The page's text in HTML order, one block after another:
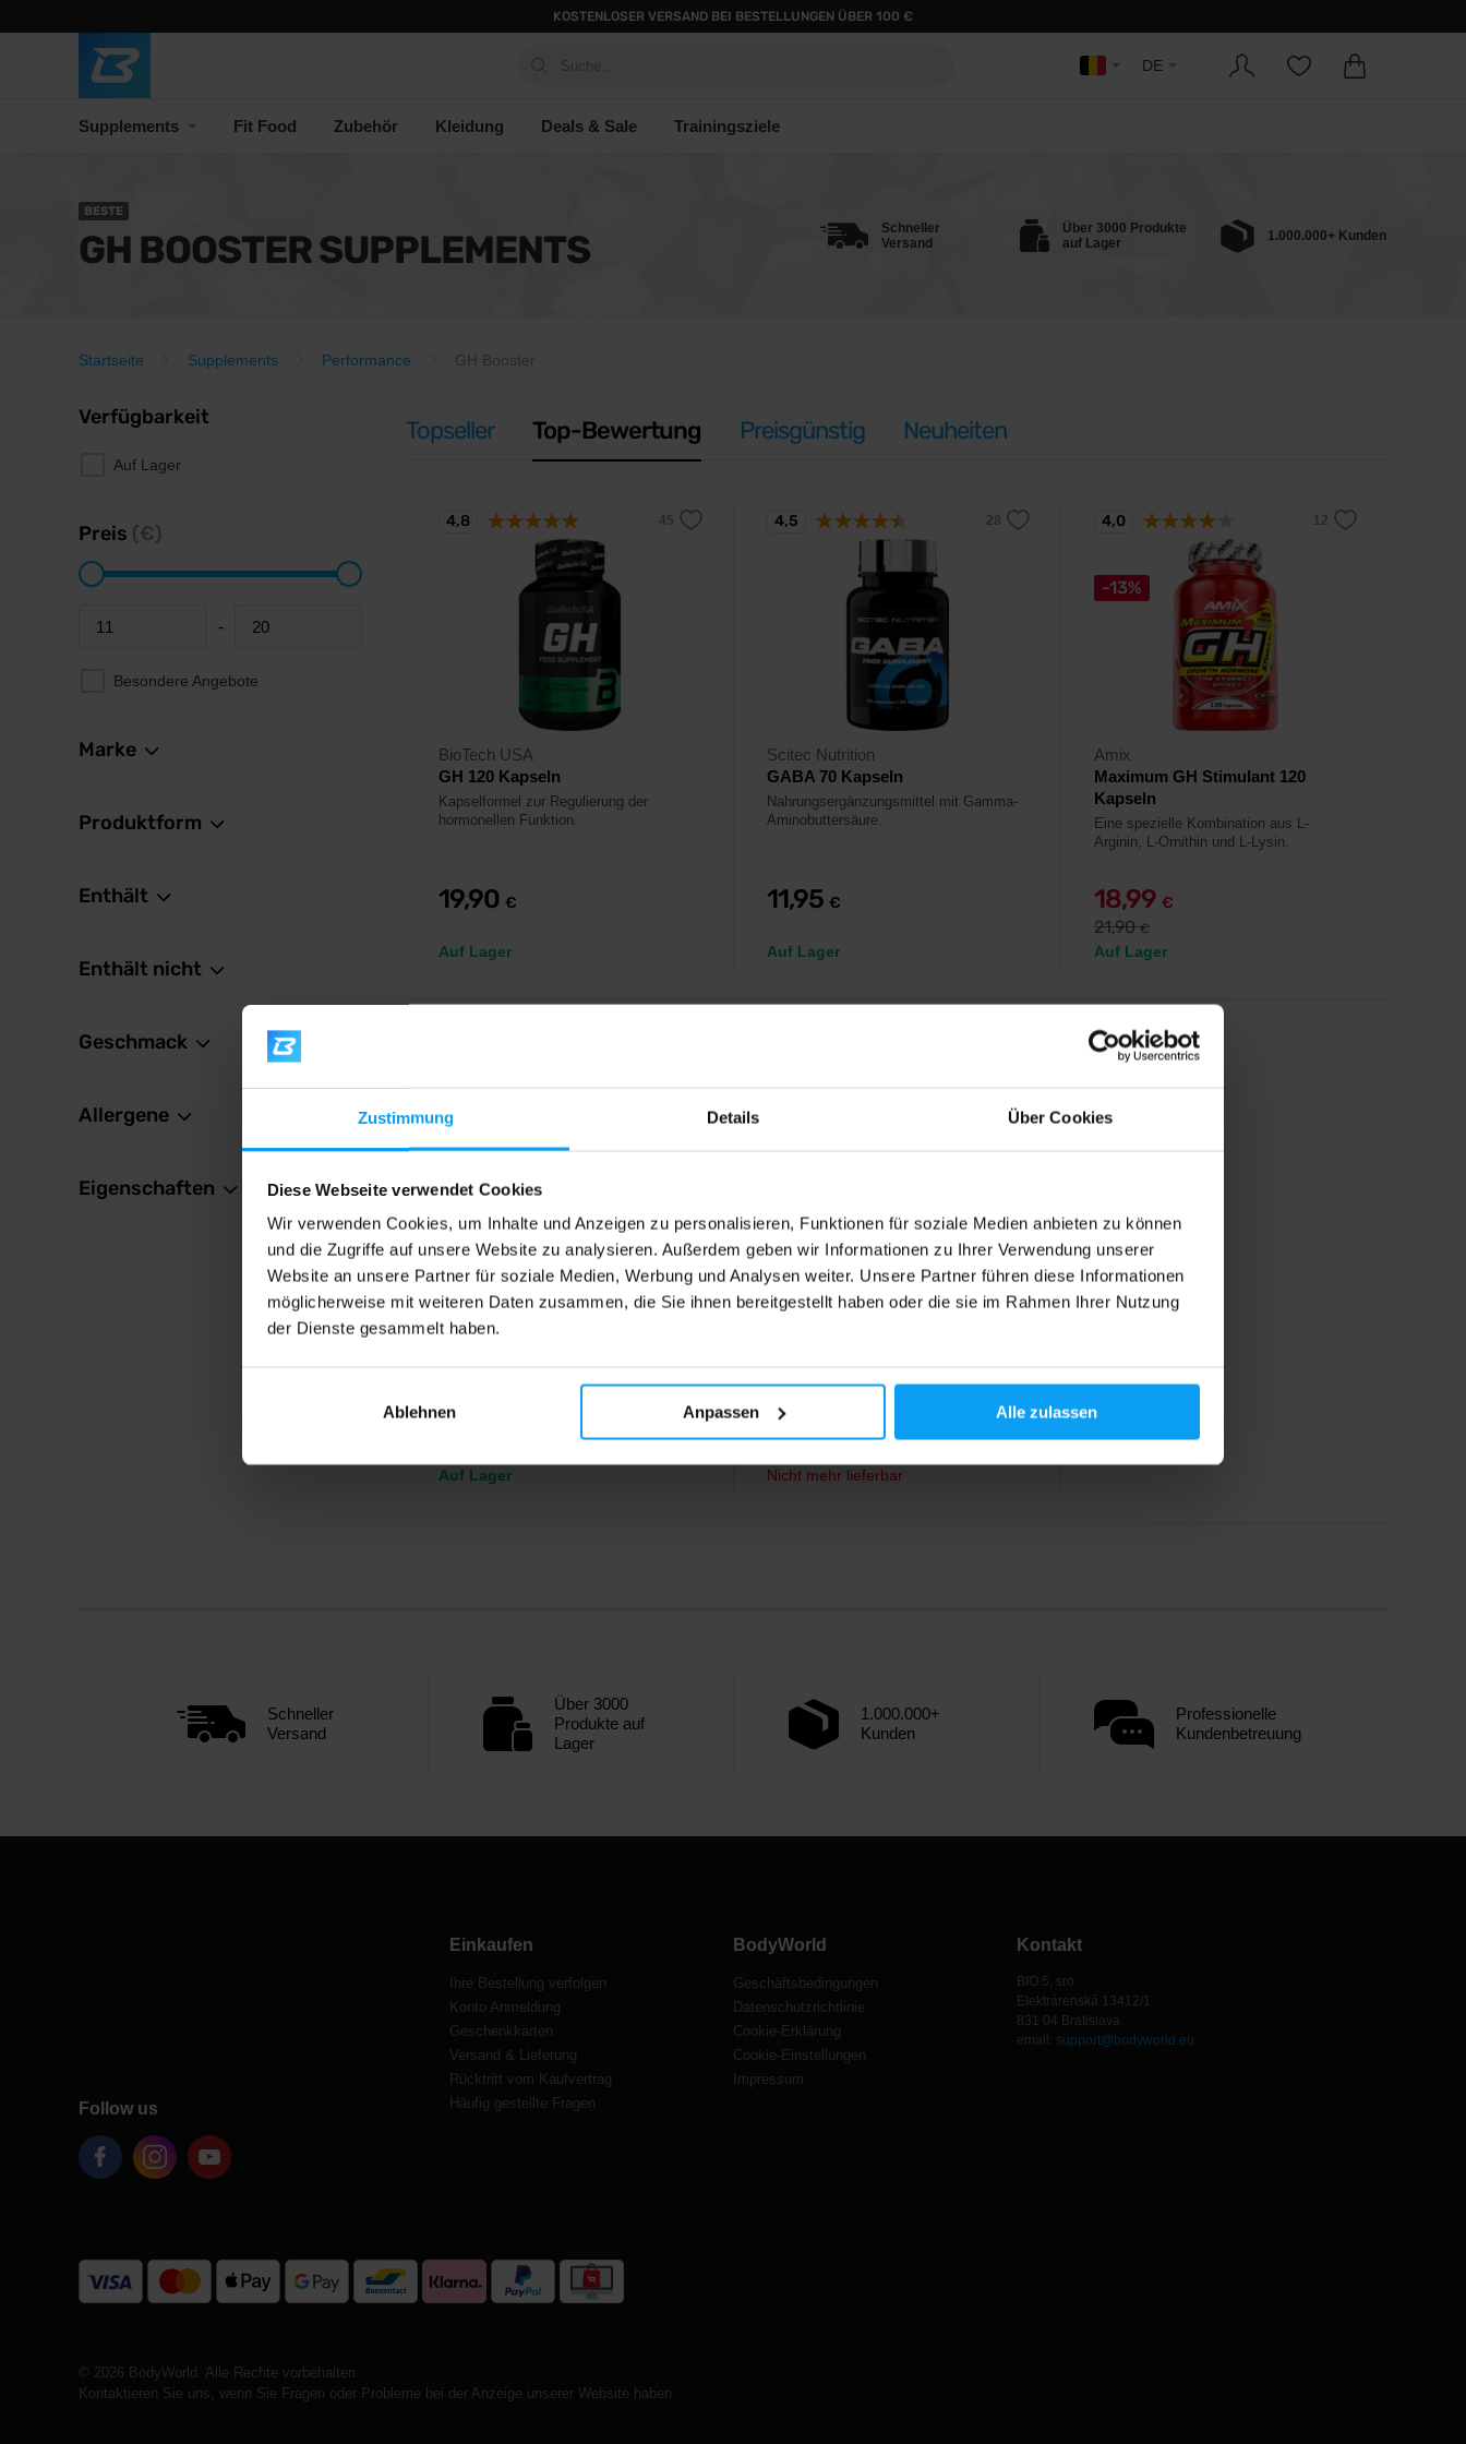
Zustimmung Details Über Cookies
Diese Webseite verwendet Cookies
Wir verwenden Cookies, um Inhalte und Anzeigen zu personalisieren, Funktionen für soziale Medien anbieten zu können
und die Zugriffe auf unsere Website zu analysieren. Außerdem geben wir Informationen zu Ihrer Verwendung unserer
Website an unsere Partner für soziale Medien, Werbung und Analysen weiter. Unsere Partner führen diese Informationen
möglicherweise mit weiteren Daten zusammen, die Sie ihnen bereitgestellt haben oder die sie im Rahmen Ihrer Nutzung
der Dienste gesammelt haben.
Ablehnen Anpassen Alle zulassen
KOSTENLOSER VERSAND BEI BESTELLUNGEN ÜBER 100 €
DE
Supplements Fit Food Zubehör Kleidung Deals & Sale Trainingsziele
BESTE
GH BOOSTER SUPPLEMENTS
Schneller
Versand
Über 3000 Produkte
auf Lager
1.000.000+ Kunden
Startseite Supplements Performance GH Booster
Verfügbarkeit
Auf Lager
Preis (€)
Minimum price -
Maximum price
Besondere Angebote
Marke
Produktform
Enthält
Enthält nicht
Geschmack
Allergene
Eigenschaften
Topseller Top-Bewertung Preisgünstig Neuheiten
BioTech USA
GH 120 Kapseln
Kapselformel zur Regulierung der
hormonellen Funktion.
19,90 €
Auf Lager
4,8
Scitec Nutrition
GABA 70 Kapseln
Nahrungsergänzungsmittel mit Gamma-
Aminobuttersäure.
11,95 €
Auf Lager
4,5
-13%
Amix
Maximum GH Stimulant 120
Kapseln
Eine spezielle Kombination aus L-
Arginin, L-Ornithin und L-Lysin.
18,99 €
21,90€
Auf Lager
4,0
-10%
BioTech USA
GABA 60 Kapseln
Nahrungsergänzungsmittel mit Gamma-
12,89
Auf Lager
Scitec Nutrition
GH Surge 90 capsules
13,90
Nicht mehr lieferbar
Schneller
Versand
Über 3000
Produkte auf
Lager
1.000.000+
Kunden
Professionelle
Kundenbetreuung
Follow us
Einkaufen
Ihre Bestellung verfolgen
Konto Anmeldung
Geschenkkarten
Versand & Lieferung
Rücktritt vom Kaufvertrag
Häufig gestellte Fragen
BodyWorld
Geschäftsbedingungen
Datenschutzrichtlinie
Cookie-Erklärung
Cookie-Einstellungen
Impressum
Kontakt
BIO 5, sro
Elektrárenská 13412/1
831 04 Bratislava
email: support@bodyworld.eu
© 2026 BodyWorld. Alle Rechte vorbehalten.
Kontaktieren Sie uns, wenn Sie Fragen oder Probleme bei der Anzeige unserer Website haben